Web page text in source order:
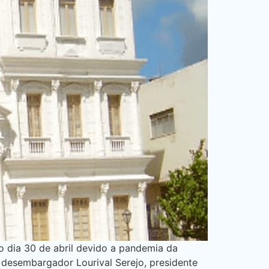
dia 30 de abril devido a pandemia da
Lourival Serejo, presidente